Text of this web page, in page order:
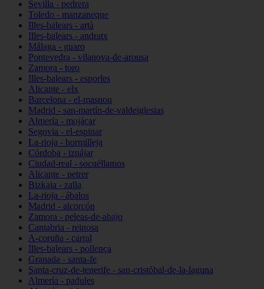
Sevilla - pedrera
Toledo - manzaneque
Illes-balears - artà
Illes-balears - andratx
Málaga - guaro
Pontevedra - vilanova-de-arousa
Zamora - toro
Illes-balears - esporles
Alicante - elx
Barcelona - el-masnou
Madrid - san-martín-de-valdeiglesias
Almería - mojácar
Segovia - el-espinar
La-rioja - hormilleja
Córdoba - iznájar
Ciudad-real - socuéllamos
Alicante - petrer
Bizkaia - zalla
La-rioja - ábalos
Madrid - alcorcón
Zamora - peleas-de-abajo
Cantabria - reinosa
A-coruña - carral
Illes-balears - pollença
Granada - santa-fe
Santa-cruz-de-tenerife - san-cristóbal-de-la-laguna
Almería - padules